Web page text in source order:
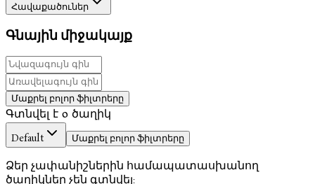
Հավաքածուներ
Գնային միջակայք
Մաքրել բոլոր ֆիլտրերը
Գտնվել է 0 ծաղիկ
Default Մաքրել բոլոր ֆիլտրերը
Ձեր չափանիշներին համապատասխանող
ծաղիկներ չեն գտնվել: